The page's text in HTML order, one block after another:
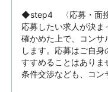
◆step4　〈応募・面
応募したい求人が決ま
確かめた上で、コンサ
します。応募はご自
すすめることはありま
条件交渉なども、コン